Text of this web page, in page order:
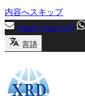
内容へスキップ
[email protected]
言語